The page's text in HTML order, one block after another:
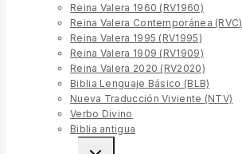
Reina Valera 1960 (RV1960)
Reina Valera Contemporánea (RVC)
Reina Valera 1995 (RV1995)
Reina Valera 1909 (RV1909)
Reina Valera 2020 (RV2020)
Biblia Lenguaje Básico (BLB)
Nueva Traducción Viviente (NTV)
Verbo Divino
Biblia antigua